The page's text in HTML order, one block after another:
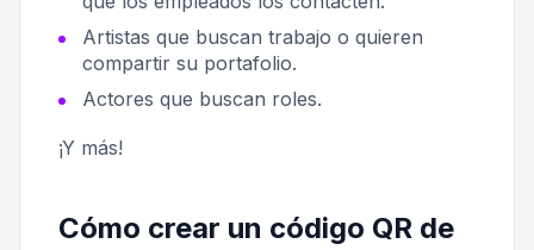
Artistas que buscan trabajo o quieren
compartir su portafolio.
Actores que buscan roles.
¡Y más!
Cómo crear un código QR de